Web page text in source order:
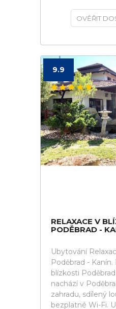
OVĚŘIT
9.9
RELAXACE V
PODĚBRAD -
Ubytování
Poděbrad - Kanín.
blízkosti
nachází v
zahradu, sdílený
bezplatné Wi-Fi.